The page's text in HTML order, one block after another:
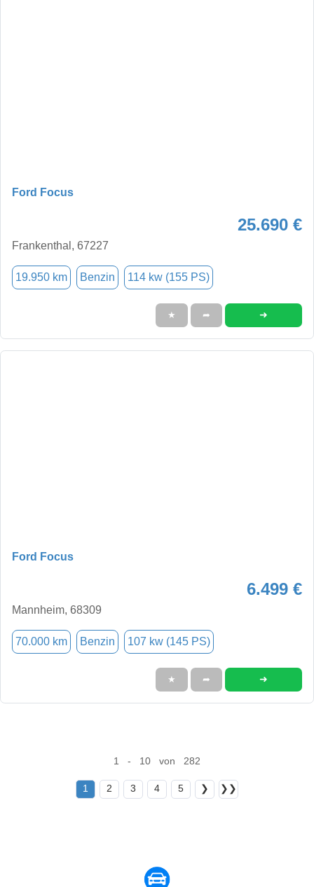
Ford Focus
25.690 €
Frankenthal, 67227
19.950 km Benzin 114 kw (155 PS)
★ ➦ ➜
Ford Focus
6.499 €
Mannheim, 68309
70.000 km Benzin 107 kw (145 PS)
★ ➦ ➜
1 - 10 von 282
1 2 3 4 5 ❯ ❯❯